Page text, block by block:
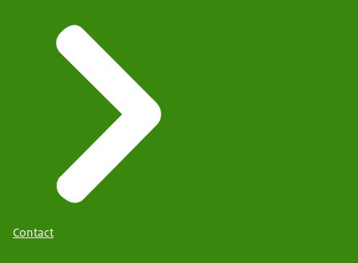
Contact